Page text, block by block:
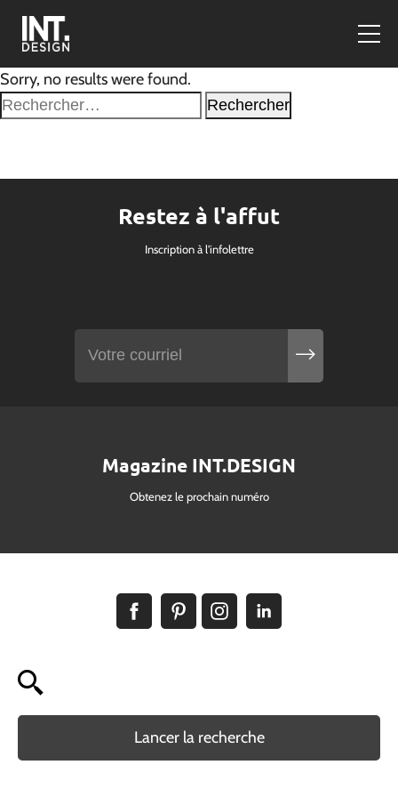
Sorry, no results were found.
Rechercher :
Restez à l'affut
Inscription à l'infolettre
Magazine INT.DESIGN
Obtenez le prochain numéro
Lancer la recherche